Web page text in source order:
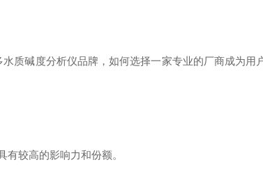
质碱度分析仪品牌，如何选择一家专业的厂商成为用
较高的影响力和份额。